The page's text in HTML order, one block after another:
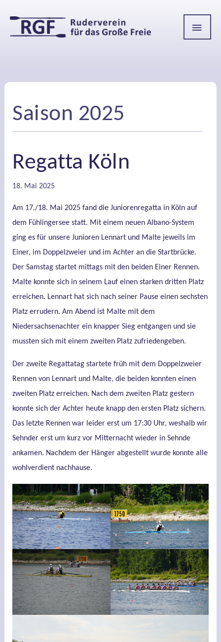
Regatta Köln
Saison 2025
18. Mai 2025
Am 17./18. Mai 2025 fand die Juniorenregatta in Köln auf
dem Fühlingersee statt. Mit einem neuen Albano-System
ging es für unsere Junioren Lennart und Malte jeweils im
Einer, im Doppelzweier und im Achter an die Startbrücke.
Der Samstag startet mittags mit den beiden Einer Rennen.
Malte konnte sich in seinem Lauf einen starken dritten Platz
erreichen. Lennart hat sich nach seiner Pause einen sechsten
Platz errudern. Am Abend ist Malte mit dem
Niedersachsenachter ein knapper Sieg entgangen und sie
mussten sich mit einem zweiten Platz zufriedengeben.
Der zweite Regattatag startete früh mit dem Doppelzweier
Rennen von Lennart und Malte, die beiden konnten einen
zweiten Platz erreichen. Nach dem zweiten Platz gestern
konnte sich der Achter heute knapp den ersten Platz sichern.
Das letzte Rennen war leider erst um 17:30 Uhr, weshalb wir
Sehnder erst um kurz vor Mitternacht wieder in Sehnde
ankamen. Nachdem der Hänger abgestellt wurde konnte alle
wohlverdient nachhause.